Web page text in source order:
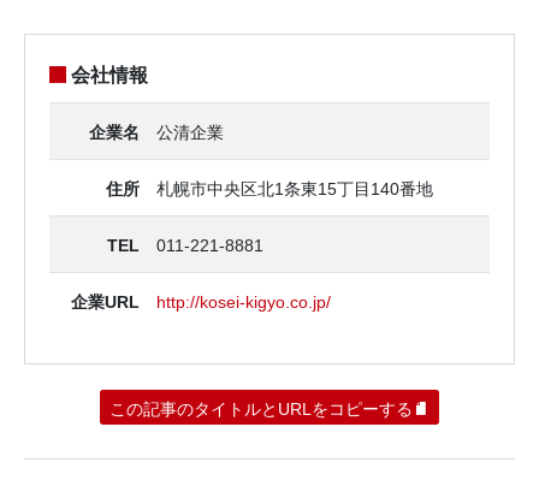
会社情報
企業名 公清企業
住所 札幌市中央区北1条東15丁目140番地
TEL 011-221-8881
企業URL http://kosei-kigyo.co.jp/
この記事のタイトルとURLをコピーする